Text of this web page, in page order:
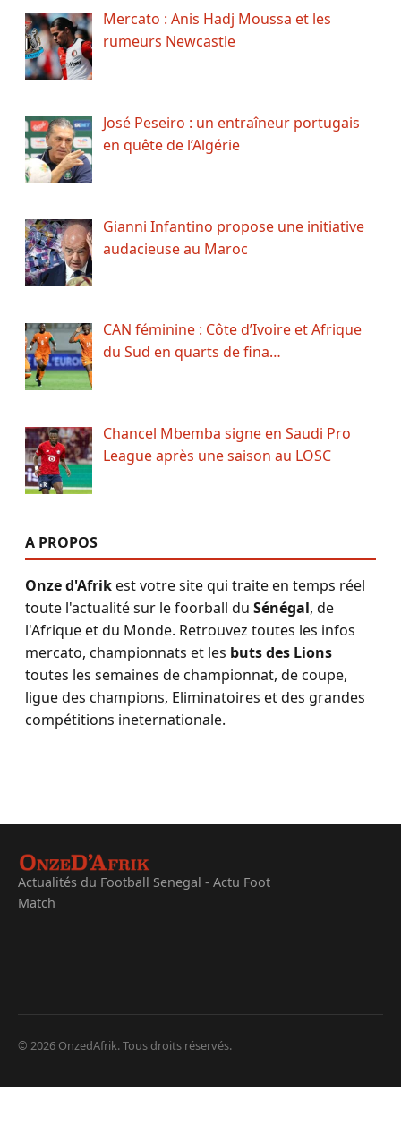
Mercato : Anis Hadj Moussa et les
rumeurs Newcastle
José Peseiro : un entraîneur portugais
en quête de l’Algérie
Gianni Infantino propose une initiative
audacieuse au Maroc
CAN féminine : Côte d’Ivoire et Afrique
du Sud en quarts de fina…
Chancel Mbemba signe en Saudi Pro
League après une saison au LOSC
A PROPOS
Onze d'Afrikest votre site qui traite en temps réel
toute l'actualité sur le foorball du Sénégal, de
l'Afrique et du Monde. Retrouvez toutes les infos
mercato, championnats et les buts des Lions
toutes les semaines de championnat, de coupe,
ligue des champions, Eliminatoires et des grandes
compétitions ineternationale.
Actualités du Football Senegal - Actu Foot
Match
© 2026 OnzedAfrik. Tous droits réservés.